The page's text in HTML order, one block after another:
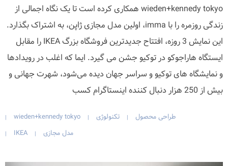
wieden+kennedy tokyo همکاری کرده است تا یک نگاه اجمالی از
زندگی روزمره را با imma، اولین مدل مجازی ژاپن، به اشتراک بگذارد.
این نمایش 3 روزه، افتتاح جدیدترین فروشگاه بزرگ IKEA را مقابل
ایستگاه هاراجوکو در توکیو جشن می گیرد. ایما که اغلب در رویدادها
و نمایشگاه های توکیو و سراسر جهان دیده می‌شود، شهرت جهانی و
بیش از 250 هزار دنبال کننده اینستاگرام کسب
طراحی محصول | تکنولوژی |
wieden+kennedy tokyo
|
مدل مجازی |
IKEA
|